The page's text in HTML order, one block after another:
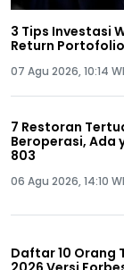
3 Tips Investasi
Return Portofolio
07 Agu 2026, 10:14
7 Restoran
Beroperasi, Ada
803
06 Agu 2026, 14:10
Daftar 10 Orang